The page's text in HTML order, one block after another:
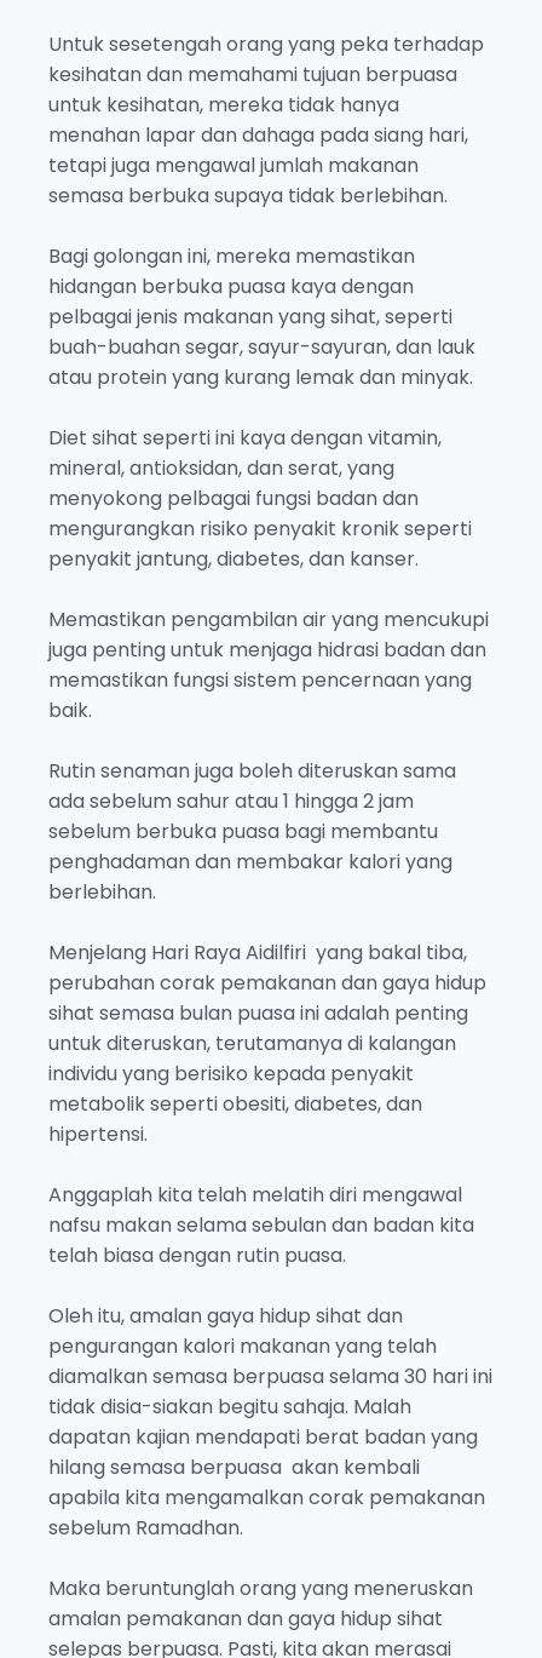
Untuk sesetengah orang yang peka terhadap
kesihatan dan memahami tujuan berpuasa
untuk kesihatan, mereka tidak hanya
menahan lapar dan dahaga pada siang hari,
tetapi juga mengawal jumlah makanan
semasa berbuka supaya tidak berlebihan.
Bagi golongan ini, mereka memastikan
hidangan berbuka puasa kaya dengan
pelbagai jenis makanan yang sihat, seperti
buah-buahan segar, sayur-sayuran, dan lauk
atau protein yang kurang lemak dan minyak.
Diet sihat seperti ini kaya dengan vitamin,
mineral, antioksidan, dan serat, yang
menyokong pelbagai fungsi badan dan
mengurangkan risiko penyakit kronik seperti
penyakit jantung, diabetes, dan kanser.
Memastikan pengambilan air yang mencukupi
juga penting untuk menjaga hidrasi badan dan
memastikan fungsi sistem pencernaan yang
baik.
Rutin senaman juga boleh diteruskan sama
ada sebelum sahur atau 1 hingga 2 jam
sebelum berbuka puasa bagi membantu
penghadaman dan membakar kalori yang
berlebihan.
Menjelang Hari Raya Aidilfiri yang bakal tiba,
perubahan corak pemakanan dan gaya hidup
sihat semasa bulan puasa ini adalah penting
untuk diteruskan, terutamanya di kalangan
individu yang berisiko kepada penyakit
metabolik seperti obesiti, diabetes, dan
hipertensi.
Anggaplah kita telah melatih diri mengawal
nafsu makan selama sebulan dan badan kita
telah biasa dengan rutin puasa.
Oleh itu, amalan gaya hidup sihat dan
pengurangan kalori makanan yang telah
diamalkan semasa berpuasa selama 30 hari ini
tidak disia-siakan begitu sahaja. Malah
dapatan kajian mendapati berat badan yang
hilang semasa berpuasa akan kembali
apabila kita mengamalkan corak pemakanan
sebelum Ramadhan.
Maka beruntunglah orang yang meneruskan
amalan pemakanan dan gaya hidup sihat
selepas berpuasa. Pasti, kita akan merasai